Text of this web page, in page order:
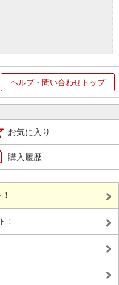
ヘルプ・問い合わせトップ
お気に入り
購入履歴
！